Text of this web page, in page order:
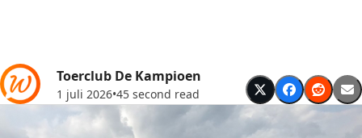
Toerclub De Kampioen
1 juli 2026•45 second read